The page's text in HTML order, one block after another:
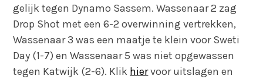
gelijk tegen Dynamo Sassem. Wassenaar 2 zag
Drop Shot met een 6-2 overwinning vertrekken,
Wassenaar 3 was een maatje te klein voor Sweti
Day (1-7) en Wassenaar 5 was niet opgewassen
tegen Katwijk (2-6). Klik hiervoor uitslagen en